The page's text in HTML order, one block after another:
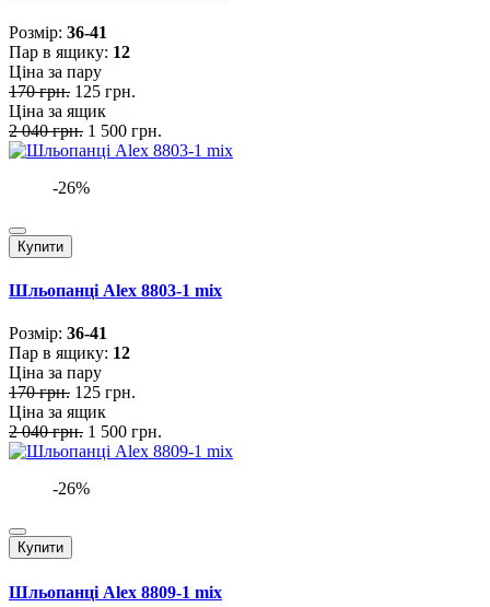
Розмiр: 36-41
Пар в ящику: 12
Ціна за пару
170 грн. 125 грн.
Ціна за ящик
2 040 грн. 1 500 грн.
-26%
Купити
Шльопанці Alex 8803-1 mix
Розмiр: 36-41
Пар в ящику: 12
Ціна за пару
170 грн. 125 грн.
Ціна за ящик
2 040 грн. 1 500 грн.
-26%
Купити
Шльопанці Alex 8809-1 mix